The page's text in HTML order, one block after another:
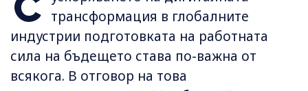
трансформация в глобалните
индустрии подготовката на работната
сила на бъдещето става по-важна от
всякога. В отговор на това